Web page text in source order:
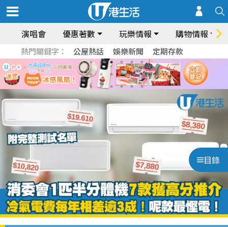
演唱會 優惠著數 玩樂情報 購物情報
熱門關鍵字： 公屋熱話 娛樂新聞 定期存款
目錄